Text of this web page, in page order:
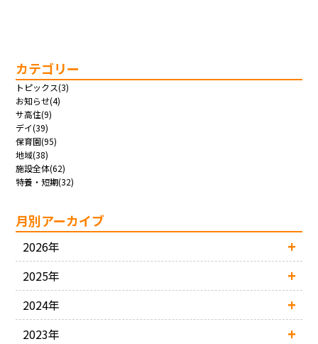
カテゴリー
トピックス(3)
お知らせ(4)
サ高住(9)
デイ(39)
保育園(95)
地域(38)
施設全体(62)
特養・短期(32)
月別アーカイブ
2026年
2025年
2024年
2023年